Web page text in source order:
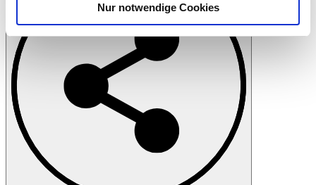
Verwendung unserer Website an unsere Partner für
soziale Medien, Werbung und Analysen weiter. Unsere
Partner führen diese Informationen möglicherweise mit
weiteren Daten zusammen, die Sie ihnen bereitgestellt
haben oder die sie im Rahmen Ihrer Nutzung der Dienste
gesammelt haben.Datenschutzerklärung
Nur notwendige Cookies